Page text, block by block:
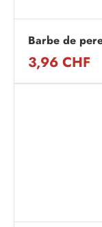
Barbe de
3,96 CHF